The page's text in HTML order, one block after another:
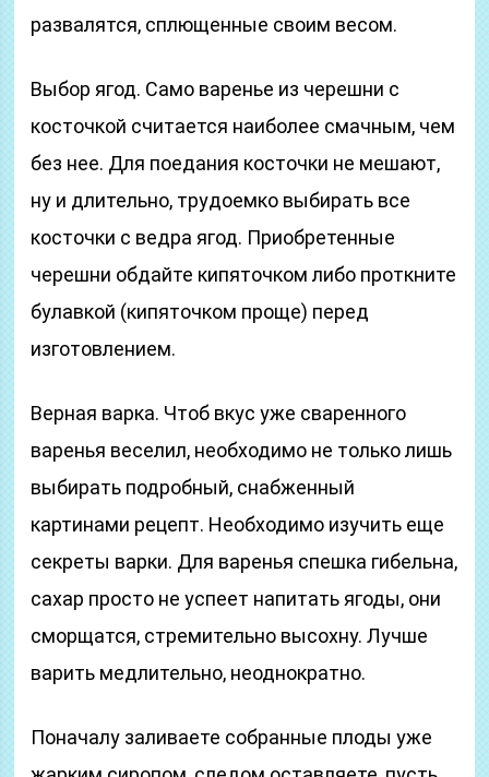
развалятся, сплющенные своим весом.
Выбор ягод. Само варенье из черешни с
косточкой считается наиболее смачным, чем
без нее. Для поедания косточки не мешают,
ну и длительно, трудоемко выбирать все
косточки с ведра ягод. Приобретенные
черешни обдайте кипяточком либо проткните
булавкой (кипяточком проще) перед
изготовлением.
Верная варка. Чтоб вкус уже сваренного
варенья веселил, необходимо не только лишь
выбирать подробный, снабженный
картинами рецепт. Необходимо изучить еще
секреты варки. Для варенья спешка гибельна,
сахар просто не успеет напитать ягоды, они
сморщатся, стремительно высохну. Лучше
варить медлительно, неоднократно.
Поначалу заливаете собранные плоды уже